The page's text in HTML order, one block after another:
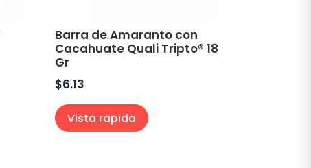
Barra de Amaranto con
Cacahuate Quali Tripto® 18
Gr
$6.13
Vista rapida